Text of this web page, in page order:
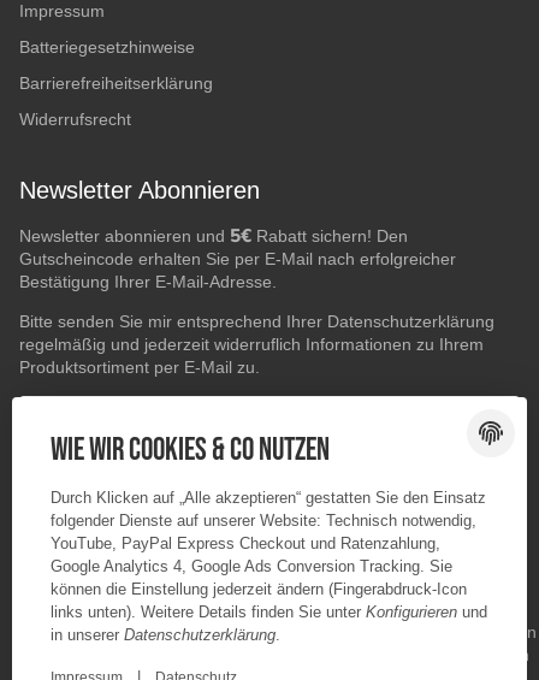
Impressum
Batteriegesetzhinweise
Barrierefreiheitserklärung
Widerrufsrecht
Newsletter Abonnieren
Newsletter abonnieren und 5€ Rabatt sichern! Den
Gutscheincode erhalten Sie per E-Mail nach erfolgreicher
Bestätigung Ihrer E-Mail-Adresse.
Bitte senden Sie mir entsprechend Ihrer Datenschutzerklärung
regelmäßig und jederzeit widerruflich Informationen zu Ihrem
Produktsortiment per E-Mail zu.
ABONNIEREN
Wie wir Cookies & Co nutzen
Durch Klicken auf „Alle akzeptieren“ gestatten Sie den Einsatz
folgender Dienste auf unserer Website: Technisch notwendig,
YouTube, PayPal Express Checkout und Ratenzahlung,
Google Analytics 4, Google Ads Conversion Tracking. Sie
können die Einstellung jederzeit ändern (Fingerabdruck-Icon
links unten). Weitere Details finden Sie unter Konfigurieren und
in unserer Datenschutzerklärung.